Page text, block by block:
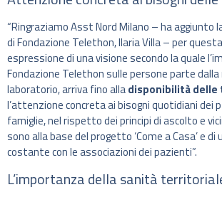
“Ringraziamo Asst Nord Milano – ha aggiunto
di Fondazione Telethon, Ilaria Villa – per
espressione di una visione secondo la quale
Fondazione Telethon sulle persone parte dalla
laboratorio, arriva fino alladisponibilità delle
l’attenzione concreta ai bisogni quotidiani dei
famiglie, nel rispetto dei principi di ascolto e
sono alla base del progetto ‘Come a Casa’ e di
costante con le associazioni dei pazienti”.
L’importanza della sanità